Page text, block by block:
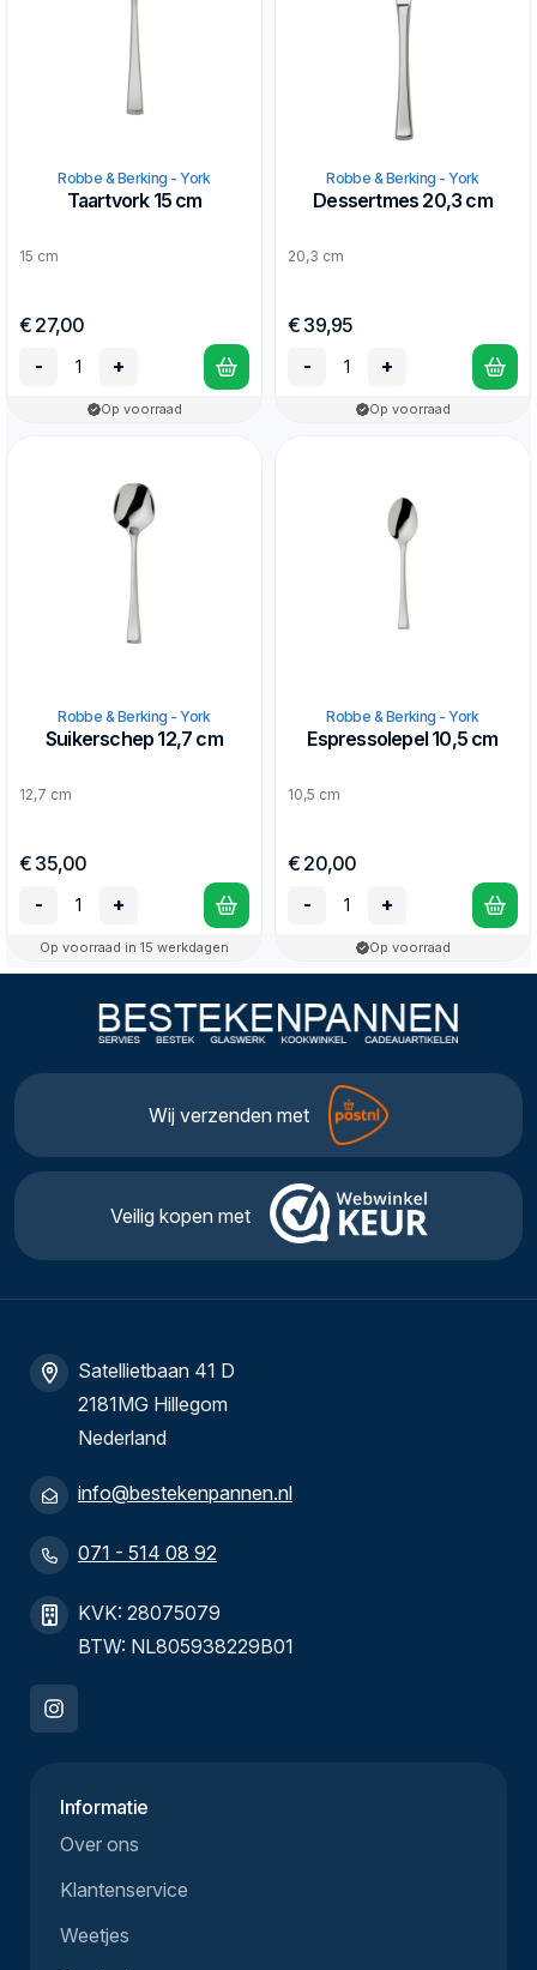
Robbe & Berking - York
Taartvork 15 cm
15 cm
€ 27,00
-
+
Op voorraad
Robbe & Berking - York
Dessertmes 20,3 cm
20,3 cm
€ 39,95
-
+
Op voorraad
Robbe & Berking - York
Suikerschep 12,7 cm
12,7 cm
€ 35,00
-
+
Op voorraad in 15 werkdagen
Robbe & Berking - York
Espressolepel 10,5 cm
10,5 cm
€ 20,00
-
+
Op voorraad
Wij verzenden met
Veilig kopen met
Satellietbaan 41 D
2181MG Hillegom
Nederland
info@bestekenpannen.nl
071 - 514 08 92
KVK: 28075079
BTW: NL805938229B01
Informatie
Over ons
Klantenservice
Weetjes